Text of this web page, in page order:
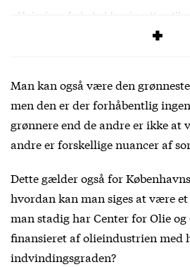
Uniavisen forbeholder sig retten til
der overskrider vores debatregler.
Man kan også være den
men den er der forhåbentlig
grønnere end de andre er ikke at
andre er forskellige nuancer af
Dette gælder også for
hvordan kan man siges at være
man stadig har Center for Olie og
finansieret af olieindustrien med
indvindingsgraden?